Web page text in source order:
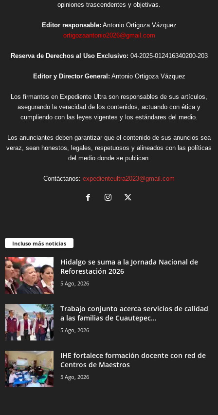
opiniones trascendentes y objetivas.
Editor responsable: Antonio Ortigoza Vázquez
ortigozaantonio2026@gmail.com
Reserva de Derechos al Uso Exclusivo: 04-2025-012416340200-203
Editor y Director General: Antonio Ortigoza Vázquez
Los firmantes en Expediente Ultra son responsables de sus artículos,
asegurando la veracidad de los contenidos, actuando con ética y
cumpliendo con las leyes vigentes y los estándares del medio.
Los anunciantes deben garantizar que el contenido de sus anuncios sea
veraz, sean honestos, legales, respetuosos y alineados con las políticas
del medio donde se publican.
Contáctanos: expedienteultra2023@gmail.com
Incluso más noticias
Hidalgo se suma a la Jornada Nacional de
Reforestación 2026
5 Ago, 2026
Trabajo conjunto acerca servicios de calidad
a las familias de Cuautepec...
5 Ago, 2026
IHE fortalece formación docente con red de
Centros de Maestros
5 Ago, 2026